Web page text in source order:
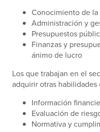
Conocimiento de
Administración y
Presupuestos
Finanzas y
ánimo de lucro
Los que trabajan en el
adquirir otras
Información
Evaluación de
Normativa y